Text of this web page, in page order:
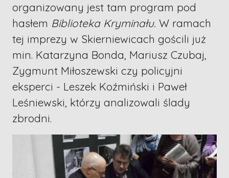
organizowany jest tam program pod
hasłem Biblioteka Kryminału. W ramach
tej imprezy w Skierniewicach gościli już
min. Katarzyna Bonda, Mariusz Czubaj,
Zygmunt Miłoszewski czy policyjni
eksperci - Leszek Koźmiński i Paweł
Leśniewski, którzy analizowali ślady
zbrodni.